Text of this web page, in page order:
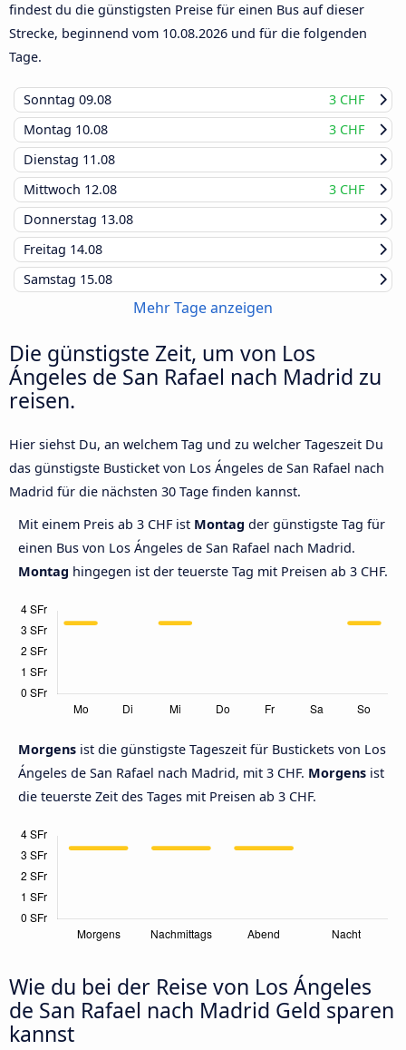
findest du die günstigsten Preise für einen Bus auf dieser
Strecke, beginnend vom 10.08.2026 und für die folgenden
Tage.
Sonntag 09.08
3 CHF
Montag 10.08
3 CHF
Dienstag 11.08
Mittwoch 12.08
3 CHF
Donnerstag 13.08
Freitag 14.08
Samstag 15.08
Mehr Tage anzeigen
Die günstigste Zeit, um von Los
Ángeles de San Rafael nach Madrid zu
reisen.
Hier siehst Du, an welchem Tag und zu welcher Tageszeit Du
das günstigste Busticket von Los Ángeles de San Rafael nach
Madrid für die nächsten 30 Tage finden kannst.
Mit einem Preis ab 3 CHF ist Montag der günstigste Tag für
einen Bus von Los Ángeles de San Rafael nach Madrid.
Montag hingegen ist der teuerste Tag mit Preisen ab 3 CHF.
Morgens ist die günstigste Tageszeit für Bustickets von Los
Ángeles de San Rafael nach Madrid, mit 3 CHF. Morgens ist
die teuerste Zeit des Tages mit Preisen ab 3 CHF.
Wie du bei der Reise von Los Ángeles
de San Rafael nach Madrid Geld sparen
kannst